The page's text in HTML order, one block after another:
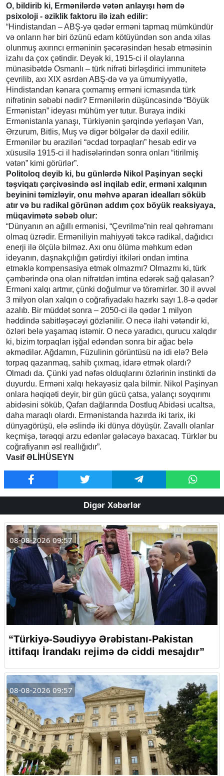
O, bildirib ki, Ermənilərdə vətən anlayışı həm də
psixoloji - əziklik faktoru ilə izah edilir:
“Hindistandan – ABŞ-yə qədər erməni tapmaq mümkündür
və onların hər biri özünü edam kötüyündən son anda xilas
olunmuş axırıncı erməninin şəcərəsindən hesab etməsinin
izahı da çox çətindir. Deyək ki, 1915-ci il olaylarına
münasibətdə Osmanlı – türk nifrəti birləşdirici immunitetə
çevrilib, axı XIX əsrdən ABŞ-də və ya ümumiyyətlə,
Hindistandan kənara çıxmamış erməni icmasında türk
nifrətinin səbəbi nədir? Ermənilərin düşüncəsində “Böyük
Ermənistan” ideyası mühüm yer tutur. Buraya indiki
Ermənistanla yanaşı, Türkiyənin şərqində yerləşən Van,
Ərzurum, Bitlis, Muş və digər bölgələr də daxil edilir.
Ermənilər bu əraziləri “əcdad torpaqları” hesab edir və
xüsusilə 1915-ci il hadisələrindən sonra onları “itirilmiş
vətən” kimi görürlər”.
Politoloq deyib ki, bu günlərdə Nikol Paşinyan seçki
təşviqatı çərçivəsində əsl inqilab edir, erməni xalqının
beyinini təmizləyir, onu məhvə aparan idealları söküb
atır və bu radikal görünən addım çox böyük reaksiyaya,
müqavimətə səbəb olur:
“Dünyanın ən ağıllı ermənisi, “Çevrilmə”nin real qəhrəmanı
olmaq üzrədir. Erməniliyin mahiyyəti təkcə radikal, dağıdıcı
enerji ilə ölçülə bilməz. Axı onu ölümə məhkum edən
ideyanın, daşnakçılığın gətirdiyi itkiləri ondan imtina
etməklə kompensasiya etmək olmazmı? Olmazmı ki, türk
çəmbərində ona olan nifrətdən imtina edərək sağ qalasan?
Erməni xalqı artmır, çünki doğulmur və törəmirlər. 30 il əvvəl
3 milyon olan xalqın o coğrafiyadakı hazırkı sayı 1.8-ə qədər
azalıb. Bir müddət sonra – 2050-ci ilə qədər 1 milyon
həddində sabitləşəcəyi gözlənilir. O necə ilahi vətəndir ki,
özləri belə yaşamaq istəmir. O necə yaradıcı, qurucu xalqdır
ki, bizim torpaqları işğal edəndən sonra bir ağac belə
əkmədilər. Ağdamın, Füzulinin görüntüsü nə idi elə? Belə
torpaq qazanmaq, sahib çıxmaq, idarə etmək olardı?
Olmadı da. Çünki yad nəfəs olduqlarını özlərinin instinkti də
duyurdu. Erməni xalqı hekayəsiz qala bilmir. Nikol Paşinyan
onlara həqiqəti deyir, bir gün gücü çatsa, yalançı soyqırımı
abidəsini söküb, Qafan dağlarında Dostluq Abidəsi ucaltsa,
daha maraqlı olardı. Ermənistanda hazırda iki tarix, iki
dünyagörüşü, elə əslində iki dünya döyüşür. Zavallı olanlar
keçmişə, tərəqqi arzu edənlər gələcəyə baxacaq. Türklər bu
coğrafiyanın əsl reallığıdır”.
Vasif ƏLİHÜSEYN
Digər Xəbərlər
08-08-2026 09:57
“Türkiyə-Səudiyyə Ərəbistanı-Pakistan
ittifaqı İrandakı rejimə də ciddi mesajdır”
08-08-2026 09:57